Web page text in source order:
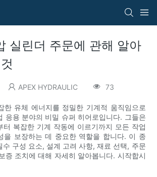
실린더 주문에 관해 알아
APEX HYDRAULIC 73
한 유체 에너지를 정밀한 기계적 움직임으로
응용 분야의 비밀 슈퍼 히어로입니다. 그들은
터 복잡한 기계 작동에 이르기까지 모든 작업
을 보장하는 데 중요한 역할을 합니다. 이 종
수 구성 요소, 설계 고려 사항, 재료 선택, 주문
증 조치에 대해 자세히 알아봅니다. 시작합시